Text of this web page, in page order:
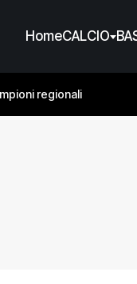
HomeCALCIO
regionali